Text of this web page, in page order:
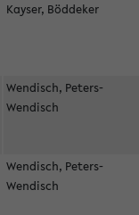
Kayser, Böddeker
Wendisch, Peters-
Wendisch
Wendisch, Peters-
Wendisch